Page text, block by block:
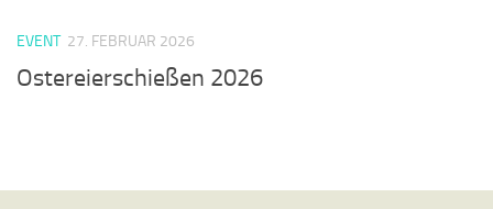
EVENT 27. FEBRUAR 2026
Ostereierschießen 2026